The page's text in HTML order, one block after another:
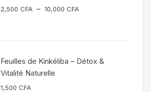
2,500CFA – 10,000CFAPlage
Feuilles de Kinkéliba – Détox &
Vitalité Naturelle
1,500CFA